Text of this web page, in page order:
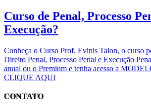
Curso de Penal, Processo
Execução?
Conheça o Curso Prof. Evinis Talon, o curso
Direito Penal, Processo Penal e Execução
anual ou o Premium e tenha acesso a
CLIQUE AQUI
EVINIS TALON
CONTATO